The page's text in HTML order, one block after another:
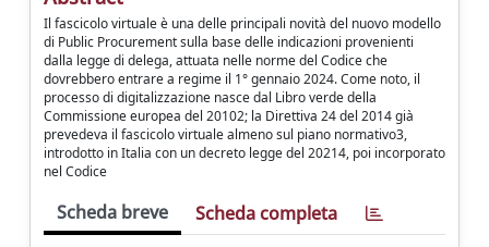
Il fascicolo virtuale è una delle principali novità del nuovo modello
di Public Procurement sulla base delle indicazioni provenienti
dalla legge di delega, attuata nelle norme del Codice che
dovrebbero entrare a regime il 1° gennaio 2024. Come noto, il
processo di digitalizzazione nasce dal Libro verde della
Commissione europea del 20102; la Direttiva 24 del 2014 già
prevedeva il fascicolo virtuale almeno sul piano normativo3,
introdotto in Italia con un decreto legge del 20214, poi incorporato
nel Codice
Scheda breve Scheda completa